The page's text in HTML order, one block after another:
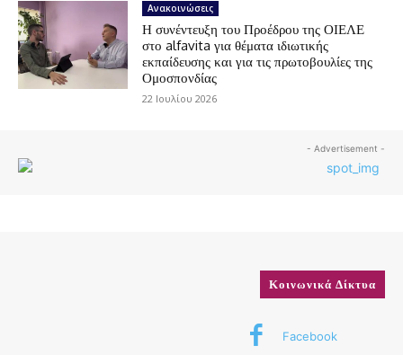
Ανακοινώσεις
Η συνέντευξη του Προέδρου της ΟΙΕΛΕ
στο alfavita για θέματα ιδιωτικής
εκπαίδευσης και για τις πρωτοβουλίες της
Ομοσπονδίας
22 Ιουλίου 2026
- Advertisement -
Κοινωνικά Δίκτυα
Facebook